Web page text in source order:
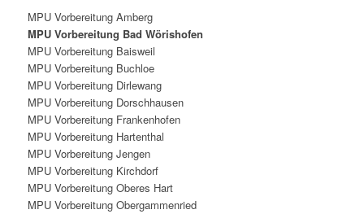
MPU Vorbereitung Amberg
MPU Vorbereitung Bad Wörishofen
MPU Vorbereitung Baisweil
MPU Vorbereitung Buchloe
MPU Vorbereitung Dirlewang
MPU Vorbereitung Dorschhausen
MPU Vorbereitung Frankenhofen
MPU Vorbereitung Hartenthal
MPU Vorbereitung Jengen
MPU Vorbereitung Kirchdorf
MPU Vorbereitung Oberes Hart
MPU Vorbereitung Obergammenried